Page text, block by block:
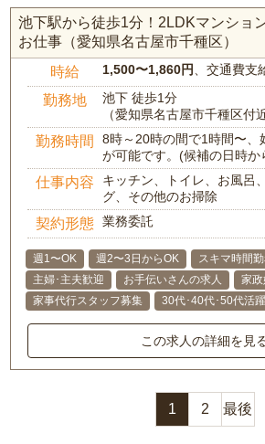
池下駅から徒歩1分！2LDKマンショ
お仕事（愛知県名古屋市千種区）
時給 1,500〜1,860円 、交通費支
勤務地
池下 徒歩1分
（愛知県名古屋市千種区付近
勤務時間
8時～20時の間で1時間〜、
が可能です。(候補の日時か
仕事内容
キッチン、トイレ、お風呂
グ、その他のお掃除
契約形態 業務委託
週1〜OK 週2〜3日からOK スキマ時間
主婦･主夫歓迎
お手伝いさんの求人
家政
家事代行スタッフ募集
30代･40代･50代活
この求人の詳細を見
1 2 最後